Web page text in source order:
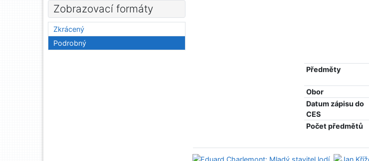
Předměty
Obor
Datum zápisu do
CES
Počet předmětů
Zobrazovací formáty
Zkrácený
Podrobný